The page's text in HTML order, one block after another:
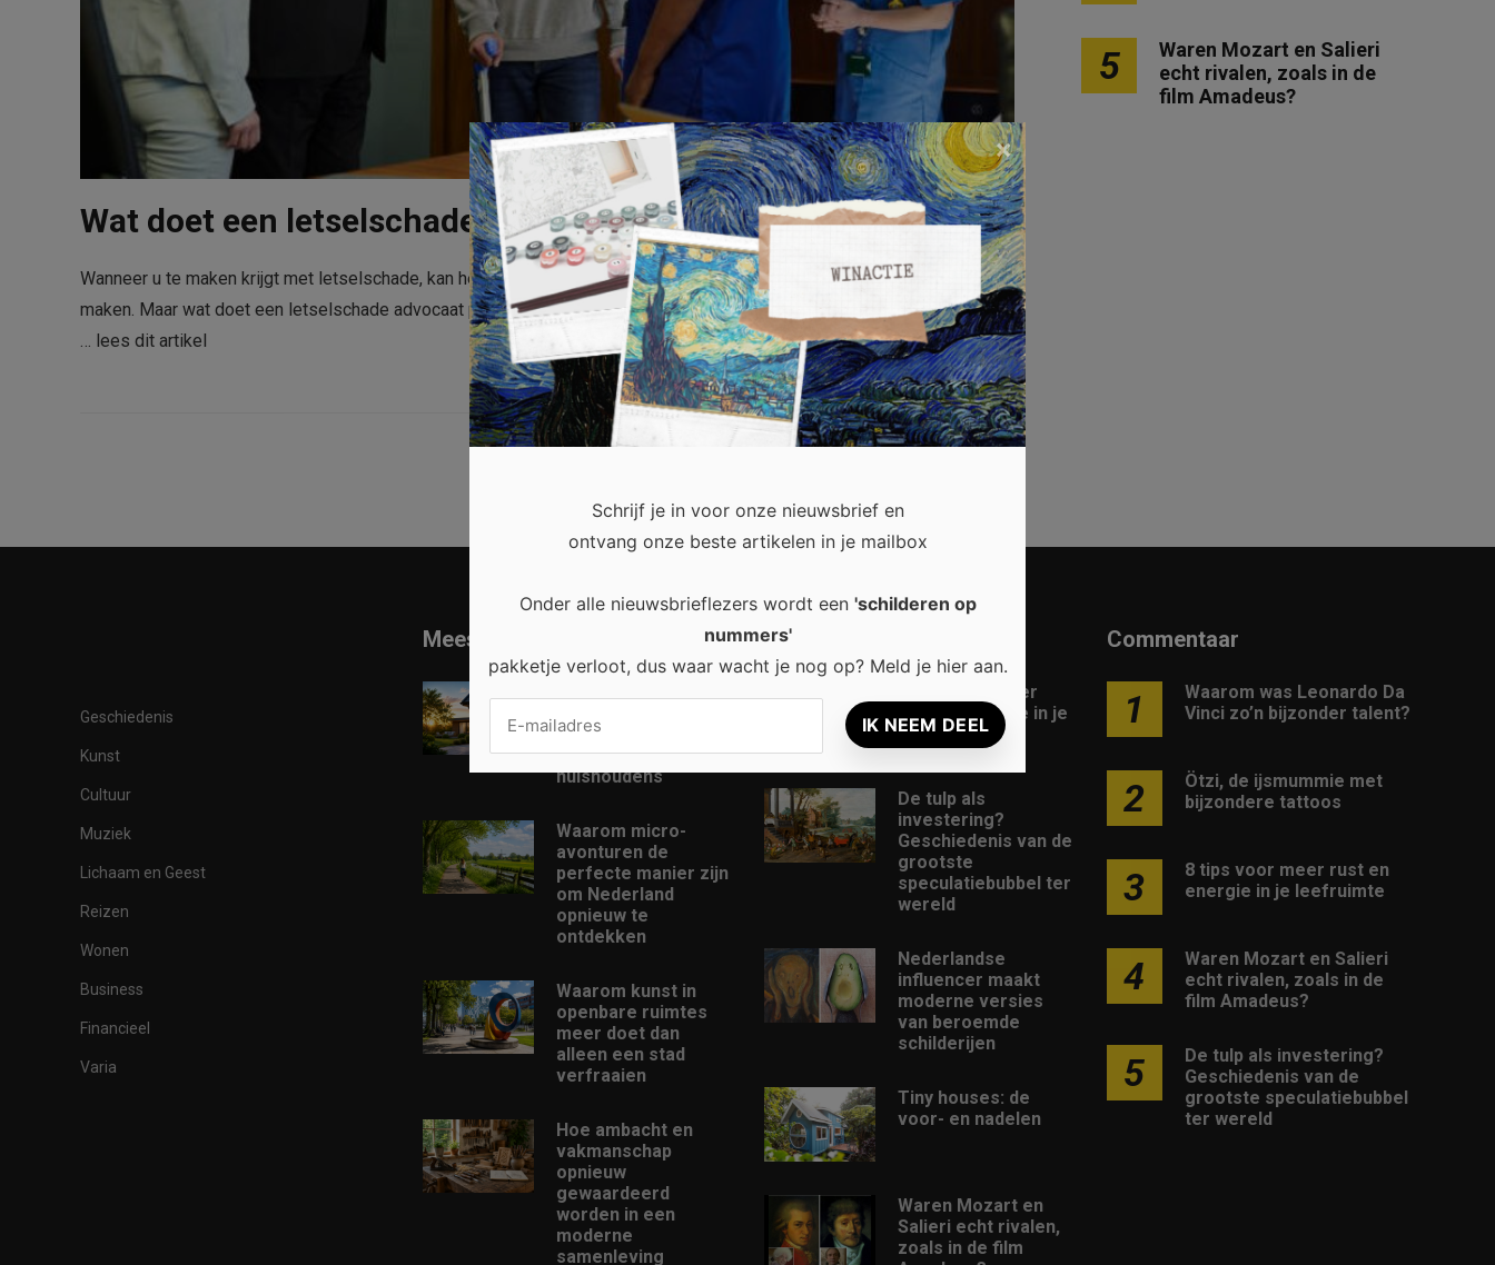
Wat doet een letselschade advocaat voor u?
Wanneer u te maken krijgt met letselschade, kan het inschakelen van een letselschade advocaat een wereld van verschil
maken. Maar wat doet een letselschade advocaat precies voor u? Dit artikel biedt inzicht in de rol en het belang van een
lees dit artikel
5
Waren Mozart en Salieri
echt rivalen, zoals in de
film Amadeus?
Geschiedenis
Kunst
Cultuur
Muziek
Lichaam en Geest
Reizen
Wonen
Business
Financieel
Varia
Meest recent
interessanter wordt
voor Nederlandse
huishoudens
Waarom micro-
avonturen de
perfecte manier zijn
om Nederland
opnieuw te
ontdekken
Waarom kunst in
openbare ruimtes
meer doet dan
alleen een stad
verfraaien
Hoe ambacht en
vakmanschap
opnieuw
gewaardeerd
worden in een
moderne
samenleving
Popular
8 tips voor meer
rust en energie in je
leefruimte
De tulp als
investering?
Geschiedenis van de
grootste
speculatiebubbel ter
wereld
Nederlandse
influencer maakt
moderne versies
van beroemde
schilderijen
Tiny houses: de
voor- en nadelen
Waren Mozart en
Salieri echt rivalen,
zoals in de film
Commentaar
1
Waarom was Leonardo Da
Vinci zo’n bijzonder talent?
2
Ötzi, de ijsmummie met
bijzondere tattoos
3
8 tips voor meer rust en
energie in je leefruimte
4
Waren Mozart en Salieri
echt rivalen, zoals in de
film Amadeus?
5
De tulp als investering?
Geschiedenis van de
grootste speculatiebubbel
ter wereld
Schrijf je in voor onze nieuwsbrief en
ontvang onze beste artikelen in je mailbox
Onder alle nieuwsbrieflezers wordt een 'schilderen op
nummers'
pakketje verloot, dus waar wacht je nog op? Meld je hier aan.
×